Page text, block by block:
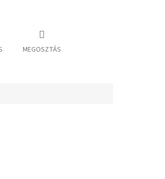
MEGOSZTÁS